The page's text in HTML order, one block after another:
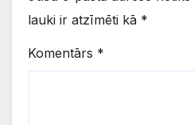
lauki ir atzīmēti kā *
Komentārs *